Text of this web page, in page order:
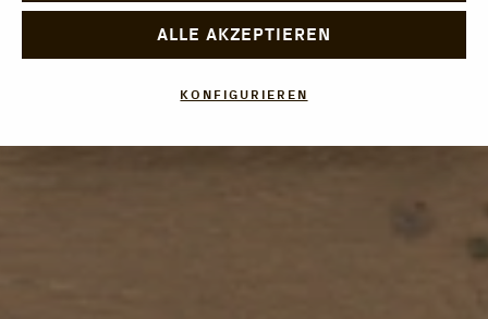
ALLE AKZEPTIEREN
KONFIGURIEREN